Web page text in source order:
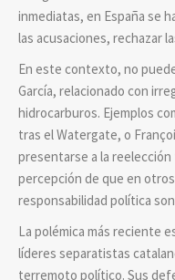
inmediatas, en España se
las acusaciones, rechazar
En este contexto, no
García, relacionado con
hidrocarburos. Ejemplos
tras el Watergate, o
presentarse a la
percepción de que en
responsabilidad política
La polémica más reciente
líderes separatistas
terremoto político. Sus